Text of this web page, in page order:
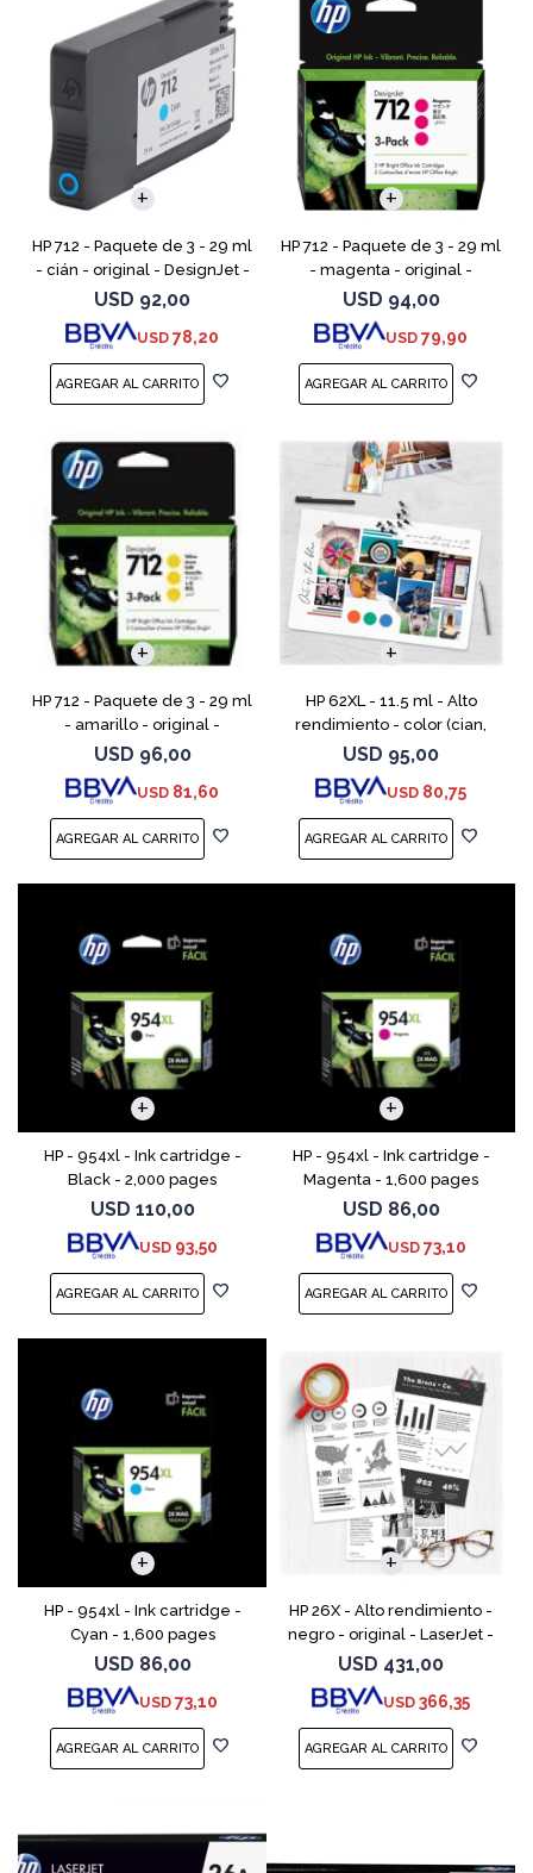
HP 712 - Paquete de 3 - 29 ml
- cián - original - DesignJet -
cartucho de tinta - para
DesignJet Studio, T210, T230,
T250, T630,
USD 92,00
USD 78,20
HP 712 - Paquete de 3 - 29 ml
- magenta - original -
DesignJet - cartucho de tinta
- para DesignJet Studio, T210,
T230, T250, T6
USD 94,00
USD 79,90
HP 712 - Paquete de 3 - 29 ml
- amarillo - original -
DesignJet - cartucho de tinta
- para DesignJet Studio, T210,
T230, T250, T
USD 96,00
USD 81,60
HP 62XL - 11.5 ml - Alto
rendimiento - color (cian,
magenta, amarillo) - original
- cartucho de tinta - para
ENVY 55XX, 56XX, 76
USD 95,00
USD 80,75
HP - 954xl - Ink cartridge -
Black - 2,000 pages
USD 110,00
USD 93,50
HP - 954xl - Ink cartridge -
Magenta - 1,600 pages
USD 86,00
USD 73,10
HP - 954xl - Ink cartridge -
Cyan - 1,600 pages
USD 86,00
USD 73,10
HP 26X - Alto rendimiento -
negro - original - LaserJet -
cartucho de tóner (CF226X) -
para LaserJet Pro M402, MFP
M426
USD 431,00
USD 366,35